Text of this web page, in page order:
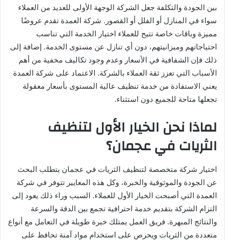
بين الجودة والتكلفة جعل الشركة الوجهة الأولى للعديد من العملاء
سواء في المنازل أو الفلل أو القصور. شركة العمدة تقدم عروضًا
مميزة وباقات خاصة تتيح للعملاء اختيار الخدمة التي تناسب
احتياجاتهم وميزانيتهم، دون أي تنازل عن مستوى الخدمة. إضافة إلى
ذلك فإن الشفافية في الأسعار وعدم وجود تكاليف مخفية من أهم
الأسباب التي تعزز ثقة العملاء بالشركة. الاعتماد على شركة العمدة
يعني الاستفادة من خدمة تنظيف عالية المستوى بأسعار معقولة
تجعلها متاحة للجميع دون استثناء.
لماذا نحن الخيار الأول لتنظيف
الثريات في عجمان؟
اختيار شركة متخصصة لتنظيف الثريات في عجمان يتطلب البحث
عن الجودة والموثوقية والخبرة، وكل هذه المعايير تتوفر في شركة
العمدة التي أصبحت الخيار الأول للعملاء. السبب وراء ذلك يعود إلى
التزام الشركة بتقديم خدمة احترافية تجمع بين الدقة والسرعة
والنتائج المبهرة. فريق العمل يمتلك خبرة طويلة في التعامل مع أنواع
متعددة من الثريات ويحرص على استخدام مواد آمنة تحافظ على